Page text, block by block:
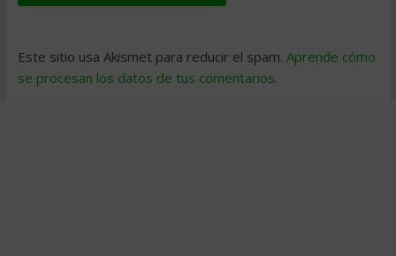
Este sitio usa Akismet para reducir el spam. Aprende cómo
se procesan los datos de tus comentarios.